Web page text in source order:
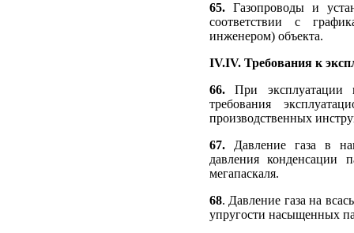
65. Газопроводы и
соответствии с
инженером) объекта.
IV.IV. Требования к
66. При эксплуатации
требования
производственных
67. Давление газа в
давления
мегапаскаля.
68. Давление газа на
упругости насыщенных